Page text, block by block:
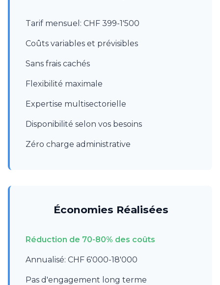
Tarif mensuel: CHF 399-1'500
Coûts variables et prévisibles
Sans frais cachés
Flexibilité maximale
Expertise multisectorielle
Disponibilité selon vos besoins
Zéro charge administrative
Économies Réalisées
Réduction de 70-80% des coûts
Annualisé: CHF 6'000-18'000
Pas d'engagement long terme